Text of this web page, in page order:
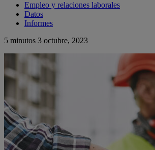
Empleo y relaciones laborales
Datos
Informes
5 minutos 3 octubre, 2023